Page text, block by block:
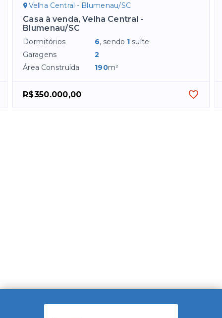
Velha Central - Blumenau/SC
Casa à venda, Velha Central -
Blumenau/SC
Dormitórios 6, sendo 1 suíte
Garagens
2
Área Construída
190m²
R$350.000,00